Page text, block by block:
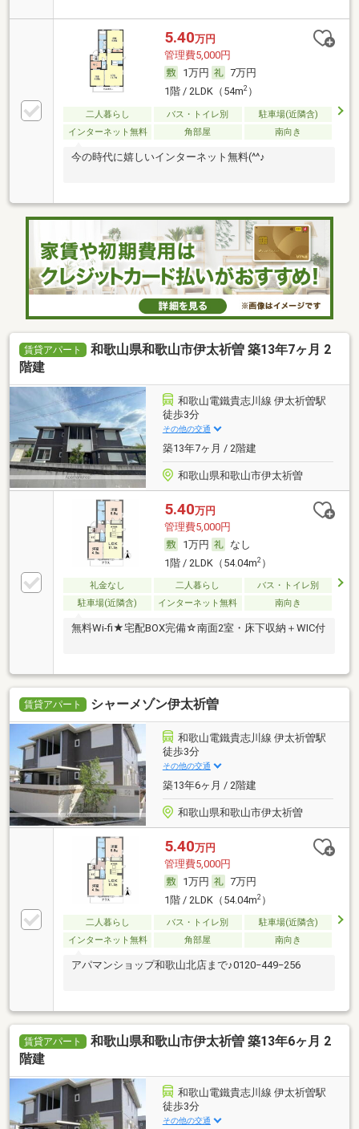
5.40万円
管理費5,000円
1万円
7万円
1階 / 2LDK（54m2）
二人暮らし バス・トイレ別
駐車場(近隣含)
インターネット無料
角部屋 南向き
今の時代に嬉しいインターネット無料(^^♪
賃貸アパート
和歌山県和歌山市伊太祈曽 築13年7ヶ月 2
階建
和歌山電鐵貴志川線 伊太祈曽駅
徒歩3分
その他の交通
築13年7ヶ月 / 2階建
和歌山県和歌山市伊太祈曽
5.40万円
管理費5,000円
1万円
なし
1階 / 2LDK（54.04m2）
礼金なし 二人暮らし
バス・トイレ別
駐車場(近隣含)
インターネット無料 南向き
無料Wi-fi★宅配BOX完備☆南面2室・床下収納＋WIC付
賃貸アパート シャーメゾン伊太祈曽
和歌山電鐵貴志川線 伊太祈曽駅
徒歩3分
その他の交通
築13年6ヶ月 / 2階建
和歌山県和歌山市伊太祈曽
5.40万円
管理費5,000円
1万円
7万円
1階 / 2LDK（54.04m2）
二人暮らし バス・トイレ別
駐車場(近隣含)
インターネット無料
角部屋 南向き
アパマンショップ和歌山北店まで♪0120−449−256
賃貸アパート
和歌山県和歌山市伊太祈曽 築13年6ヶ月 2
階建
和歌山電鐵貴志川線 伊太祈曽駅
徒歩3分
その他の交通